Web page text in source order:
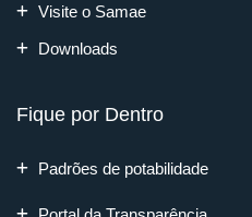
Visite o Samae
Downloads
Fique por Dentro
Padrões de potabilidade